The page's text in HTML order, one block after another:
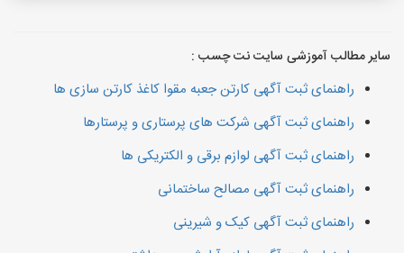
سایر مطالب آموزشی سایت نت چسب :
راهنمای ثبت آگهی کارتن جعبه مقوا کاغذ کارتن سازی ها
راهنمای ثبت آگهی شرکت های پرستاری و پرستارها
راهنمای ثبت آگهی لوازم برقی و الکتریکی ها
راهنمای ثبت آگهی مصالح ساختمانی
راهنمای ثبت آگهی کیک و شیرینی